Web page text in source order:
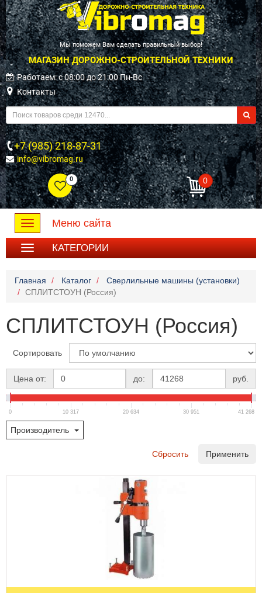
Мы поможем Вам сделать правильный выбор!
МАГАЗИН ДОРОЖНО-СТРОИТЕЛЬНОЙ ТЕХНИКИ
Работаем: c 08:00 до 21:00 Пн-Вс
Контакты
+7 (985) 218-87-31
info@vibromag.ru
0 0
Toggle
navigation
Меню сайта
КАТЕГОРИИ
Главная Каталог
Сверлильные машины (установки)
СПЛИТСТОУН (Россия)
СПЛИТСТОУН (Россия)
Сортировать
Цена от: до: руб.
0 10 317 20 634 30 951 41 268
Производитель
Сбросить Применить